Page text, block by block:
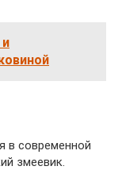
в современной
змеевик.